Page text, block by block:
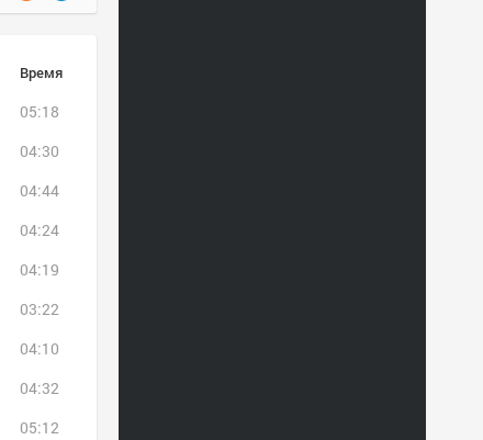
Время
05:18
04:30
04:44
04:24
04:19
03:22
04:10
04:32
05:12